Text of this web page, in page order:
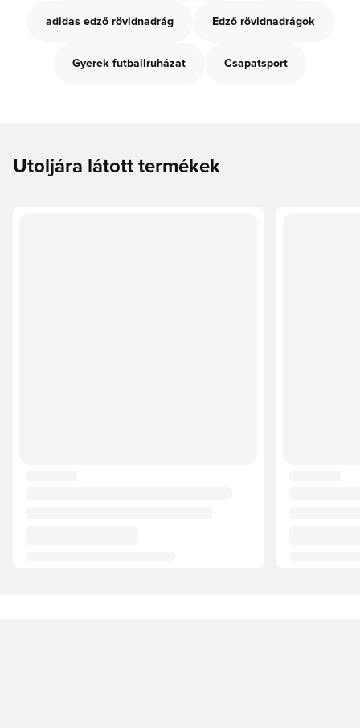
adidas edző rövidnadrág Edző rövidnadrágok
Gyerek futballruházat Csapatsport
Utoljára látott termékek